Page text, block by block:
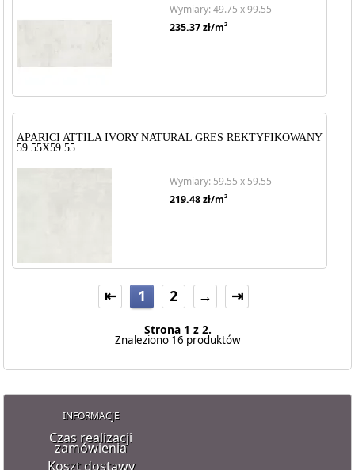
Wymiary: 49.75 x 99.55
235.37zł/m2
APARICI ATTILA IVORY NATURAL GRES REKTYFIKOWANY
59.55X59.55
Wymiary: 59.55 x 59.55
219.48zł/m2
⇤ 1 2 → ⇥
Strona 1 z 2.
Znaleziono 16 produktów
INFORMACJE
Czas realizacji
zamówienia
Koszt dostawy